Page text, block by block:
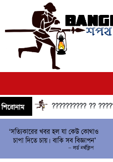
শিরোনাম ?????????? ?? ?????